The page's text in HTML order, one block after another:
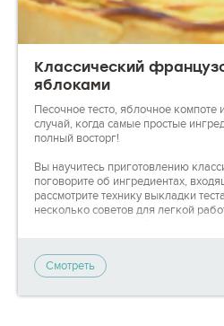
Классический
яблоками
Песочное тесто, яблочное компоте
случай, когда самые простые
полный восторг!
Вы научитесь приготовлению
поговорите об ингредиентах,
рассмотрите технику выкладки
несколько советов для легкой
почему; научитесь приготовлению
покрытия готового тарта.
_________
Смотреть